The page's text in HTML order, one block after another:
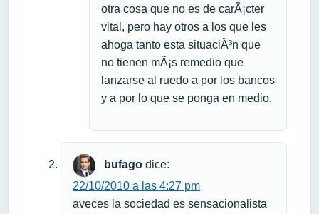
otra cosa que no es de carÃ¡cter
vital, pero hay otros a los que les
ahoga tanto esta situaciÃ³n que
no tienen mÃ¡s remedio que
lanzarse al ruedo a por los bancos
y a por lo que se ponga en medio.
bufago dice:
22/10/2010 a las 4:27 pm
aveces la sociedad es sensacionalista